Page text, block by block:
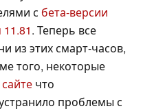
с бета-версии
. Теперь все
из этих смарт-часов,
того, некоторые
что
проблемы с